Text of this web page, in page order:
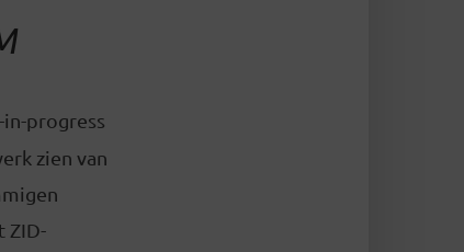
progress
zien van
ZID-